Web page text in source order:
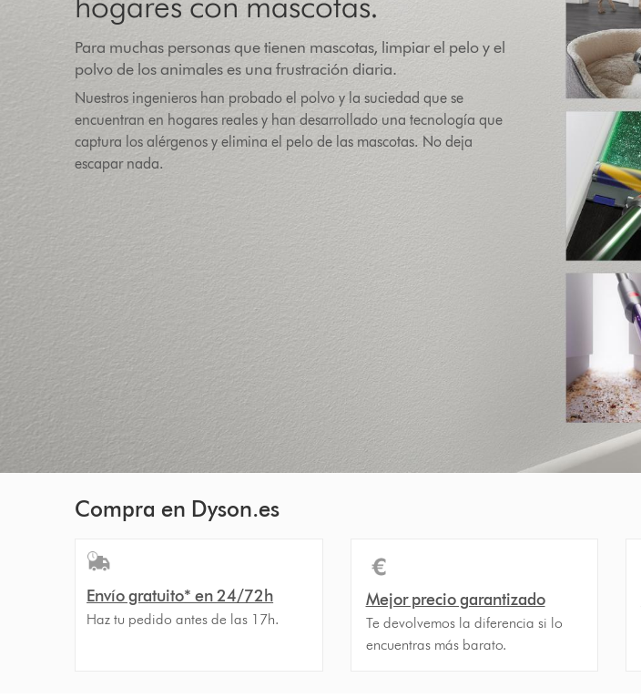
Para muchas personas que tienen mascotas, limpiar el pelo y el
polvo de los animales es una frustración diaria.
Nuestros ingenieros han probado el polvo y la suciedad que se
encuentran en hogares reales y han desarrollado una tecnología que
captura los alérgenos y elimina el pelo de las mascotas. No deja
escapar nada.
Compra en Dyson.es
Envío gratuito* en 24/72h
Haz tu pedido antes de las 17h.
Mejor precio garantizado
Te devolvemos la diferencia si lo
encuentras más barato.